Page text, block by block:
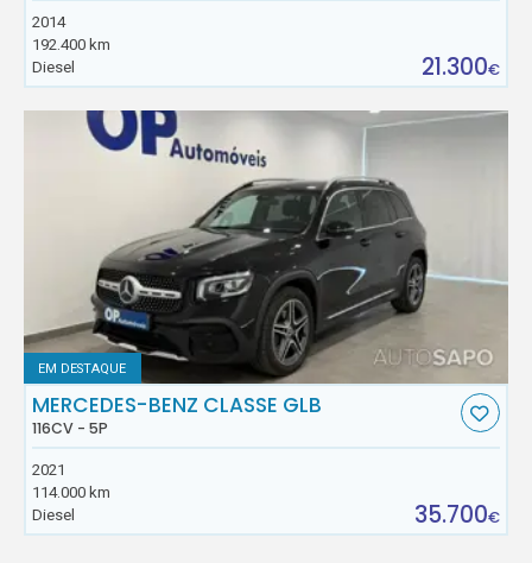
2014
192.400 km
Diesel
21.300€
EM DESTAQUE
MERCEDES-BENZ CLASSE GLB
116CV - 5P
2021
114.000 km
Diesel
35.700€